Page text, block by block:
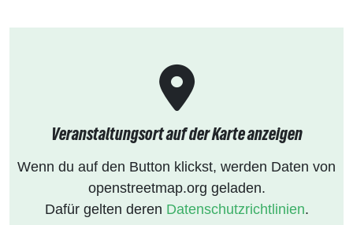
Veranstaltungsort auf der Karte anzeigen
Wenn du auf den Button klickst, werden Daten von
openstreetmap.org geladen.
Dafür gelten deren Datenschutzrichtlinien.